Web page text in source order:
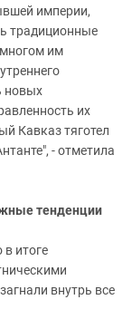
империи,
традиционные
многом им
новых
их
Кавказ тяготел
- отметила
тенденции
итоге
внутрь все